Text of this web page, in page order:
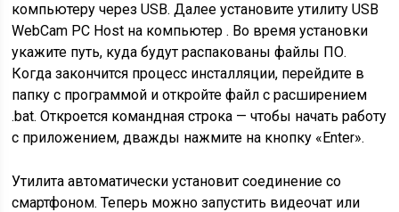
компьютеру через USB. Далее установите утилиту USB
WebCam PC Host на компьютер . Во время установки
укажите путь, куда будут распакованы файлы ПО.
Когда закончится процесс инсталляции, перейдите в
папку с программой и откройте файл с расширением
.bat. Откроется командная строка — чтобы начать работу
с приложением, дважды нажмите на кнопку «Enter».
Утилита автоматически установит соединение со
смартфоном. Теперь можно запустить видеочат или